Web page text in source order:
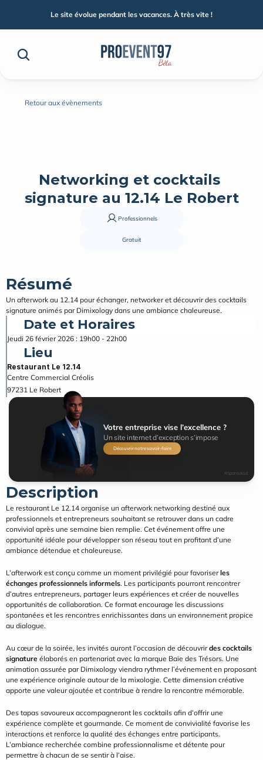
Retour aux évènements
Networking et cocktails
signature au 12.14 Le Robert
Professionnels
Gratuit
Résumé
Un afterwork au 12.14 pour échanger, networker et découvrir des cocktails
signature animés par Dimixology dans une ambiance chaleureuse.
Date et Horaires
Jeudi 26 février 2026 : 19h00 - 22h00
Lieu
Restaurant Le 12.14
Centre Commercial Créolis
97231 Le Robert
Votre entreprise vise l’excellence ?
Un site internet d’exception s’impose
Découvrir notre savoir-faire
#Sponsorisé
Description
Le restaurant Le 12.14 organise un afterwork networking destiné aux
professionnels et entrepreneurs souhaitant se retrouver dans un cadre
convivial après une semaine bien remplie. Cet événement offre une
opportunité idéale pour développer son réseau tout en profitant d’une
ambiance détendue et chaleureuse.
L’afterwork est conçu comme un moment privilégié pour favoriser les
échanges professionnels informels. Les participants pourront rencontrer
d’autres entrepreneurs, partager leurs expériences et créer de nouvelles
opportunités de collaboration. Ce format encourage les discussions
spontanées et les rencontres enrichissantes dans un environnement propice
au dialogue.
Au cœur de la soirée, les invités auront l’occasion de découvrir des cocktails
signature élaborés en partenariat avec la marque Baie des Trésors. Une
animation assurée par Dimixology viendra rythmer l’événement en proposant
une expérience originale autour de la mixologie. Cette dimension créative
apporte une valeur ajoutée et contribue à rendre la rencontre mémorable.
Des tapas savoureux accompagneront les cocktails afin d’offrir une
expérience complète et gourmande. Ce moment de convivialité favorise les
interactions et renforce la qualité des échanges entre participants.
L’ambiance recherchée combine professionnalisme et détente pour
permettre à chacun de se sentir à l’aise.
Le site évolue pendant les vacances. À très vite !